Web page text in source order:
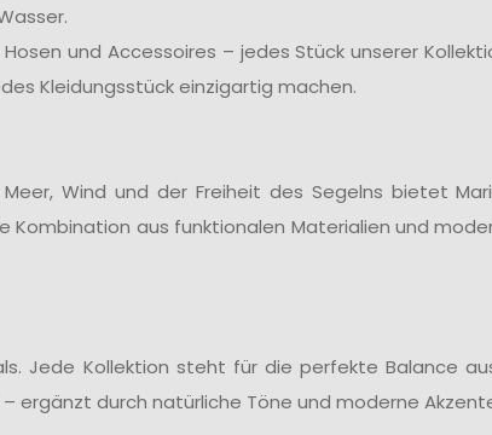
und Accessoires – jedes Stück unserer
Kleidungsstück einzigartig machen.
Wind und der Freiheit des Segelns bietet
aus funktionalen Materialien und
Jede Kollektion steht für die perfekte Balance
ergänzt durch natürliche Töne und moderne